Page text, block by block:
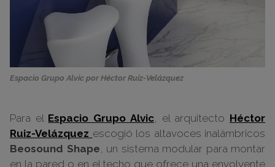
Espacio Grupo Alvic por Héctor Ruiz-Velázquez
Para el Espacio Grupo Alvic, el arquitecto Héctor
Ruiz-Velázquez escogió los altavoces inalámbricos
Beosound Shape, un sistema modular para montar
en la pared o en el techo que ofrece una envolvente